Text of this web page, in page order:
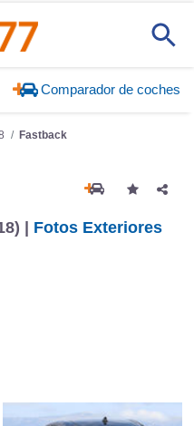
Comparador de coches
Fastback
| Fotos Exteriores